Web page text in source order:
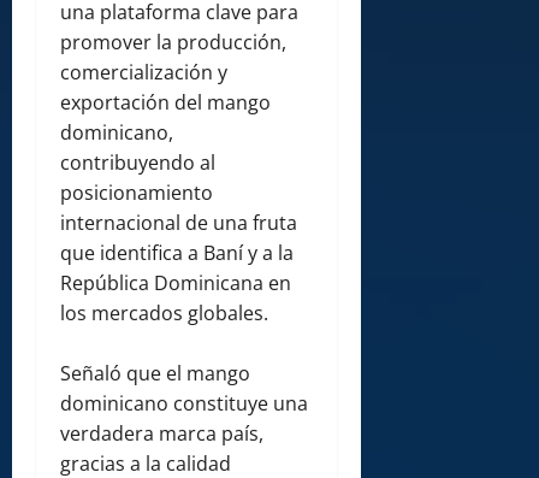
una plataforma clave para
promover la producción,
comercialización y
exportación del mango
dominicano,
contribuyendo al
posicionamiento
internacional de una fruta
que identifica a Baní y a la
República Dominicana en
los mercados globales.
Señaló que el mango
dominicano constituye una
verdadera marca país,
gracias a la calidad